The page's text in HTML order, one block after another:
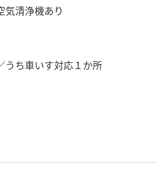
気清浄機あり
うち車いす対応１か所